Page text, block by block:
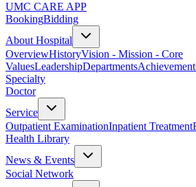
UMC CARE APP
BookingBidding
About Hospital
OverviewHistoryVision - Mission - Core
ValuesLeadershipDepartments
Specialty
Doctor
Service
Outpatient ExaminationInpatient Treatment
Health Library
News & Events
Social Network